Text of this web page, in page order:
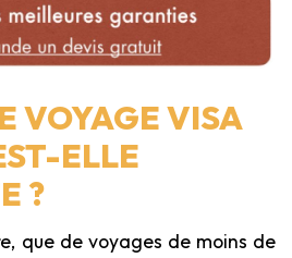
VOYAGE VISA
ELLE
?
que de voyages de moins de